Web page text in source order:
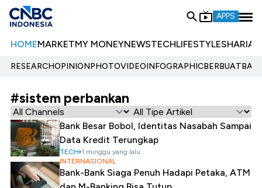
APPS
HOMEMARKETMY MONEYNEWSTECHLIFESTYLESHARIA
RESEARCHOPINIONPHOTOVIDEOINFOGRAPHIC
#sistem perbankan
Bank Besar Bobol, Identitas Nasabah Sampai
Data Kredit Terungkap
TECH 1 minggu yang lalu
INTERNASIONAL
Bank-Bank Siaga Penuh Hadapi Petaka, ATM